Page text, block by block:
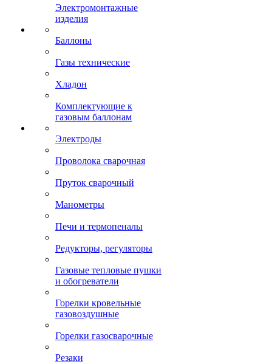
Электромонтажные
изделия
Баллоны
Газы технические
Хладон
Комплектующие к
газовым баллонам
Электроды
Проволока сварочная
Пруток сварочный
Манометры
Печи и термопеналы
Редукторы, регуляторы
Газовые тепловые пушки
и обогреватели
Горелки кровельные
газовоздушные
Горелки газосварочные
Резаки